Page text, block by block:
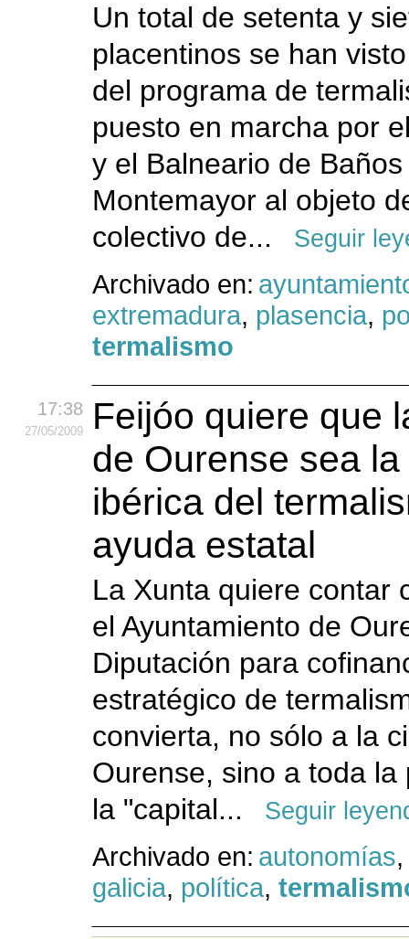
Un total de setenta y
placentinos se han
del programa de
puesto en marcha por
y el Balneario de
Montemayor al objeto
colectivo de...
Seguir
Archivado en:
extremadura, plasencia,
termalismo
17:38
27/05/2009
Feijóo quiere que
de Ourense sea
ibérica del
ayuda estatal
La Xunta quiere contar
el Ayuntamiento de
Diputación para
estratégico de
convierta, no sólo a la
Ourense, sino a toda la
la "capital...
Seguir
Archivado en: autonomías,
galicia, política,